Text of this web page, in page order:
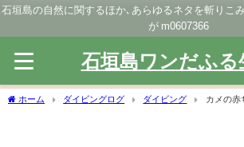
石垣島の自然に関するほか､あらゆるネタを斬りこ
が m0607366
石垣島ワンだふる
ホーム ダイビングログ ダイビング
カメの赤